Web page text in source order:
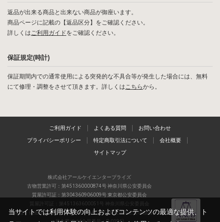
返品が出来る商品と出来ない商品が御座います。
商品ページに記載の【返品区分】をご確認ください。
詳しくはご利用ガイドをご確認ください。
保証規定(時計)
保証期間内での通常使用による突発的な不具合等が発生した場合には、無料
にて修理・調整をさせて頂きます。詳しくはこちらから。
ご利用ガイド よくある質問 お問い合わせ
プライバシーポリシー 特定商取引法について 会社概要
サイトマップ
株式会社アールケイエンタープライズ
古物営業許可：第451360000874号 神奈川県公安委員会
質屋許可証：第304360906009号 東京都公安委員会
質屋許可証：第451363600051号 神奈川県公安委員会
当店は、偽造品の流通防止を目指すAACD(日本流通自主管理協会)の正会
当サイトでは利用体験の向上およびコンテンツの最適な提供、ト